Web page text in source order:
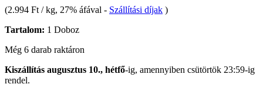
(2.994 Ft / kg, 27% áfával - Szállítási díjak )
Tartalom: 1 Doboz
Még 6 darab raktáron
Kiszállítás augusztus 10., hétfő-ig, amennyiben csütörtök 23:59-ig
rendel.